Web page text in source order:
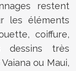
restent
les éléments
coiffure,
dessins très
ou Maui,